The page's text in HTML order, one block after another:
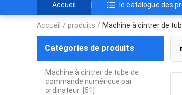
Accueil le catalogue des
Accueil / produits / Machine à cintrer de
Catégories de produits
Machine à cintrer de tube de
commande numérique par
ordinateur [51]